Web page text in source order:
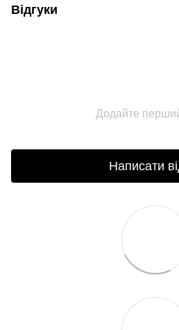
Відгуки
Додайте
Написати